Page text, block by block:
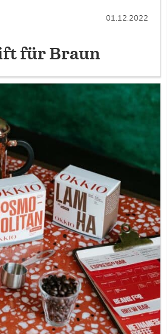
01.12.2022
für Braun